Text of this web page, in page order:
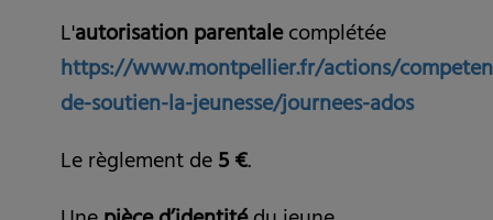
L'autorisation parentalecomplétée
https://www.montpellier.fr/actions/
de-soutien-la-jeunesse/journees-ados
Le règlement de5 €.